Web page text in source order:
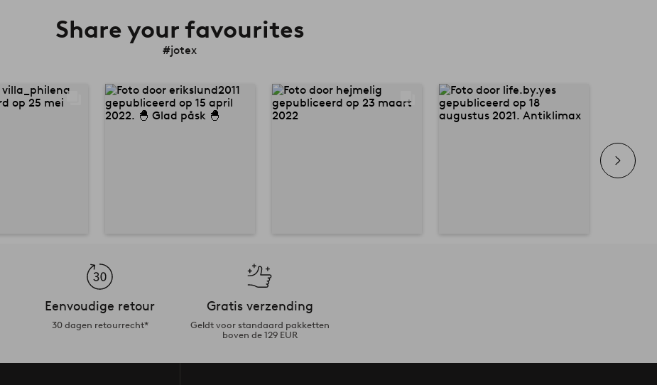
Share your favourites
#jotex
Eenvoudige retour
30 dagen retourrecht*
Gratis verzending
Geldt voor standaard pakketten
boven de 129 EUR